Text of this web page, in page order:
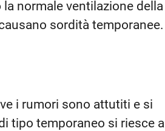
normale ventilazione della
sordità temporanee.
i rumori sono attutiti e si
tipo temporaneo si riesce a